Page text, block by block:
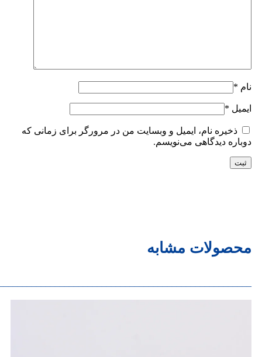
نام *
ایمیل *
ذخیره نام، ایمیل و وبسایت من در مرورگر برای زمانی که
دوباره دیدگاهی می‌نویسم.
محصولات مشابه